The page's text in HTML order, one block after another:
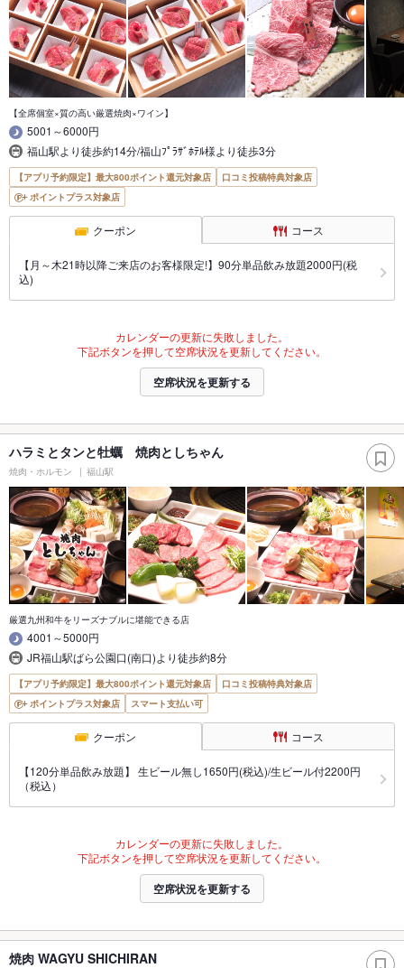
【全席個室×質の高い厳選焼肉×ワイン】
5001～6000円
福山駅より徒歩約14分/福山ﾌﾟﾗｻﾞﾎﾃﾙ様より徒歩3分
【アプリ予約限定】最大800ポイント還元対象店
口コミ投稿特典対象店
ポイントプラス対象店
クーポン コース
【月～木21時以降ご来店のお客様限定!】90分単品飲み放題2000円(税
込)
カレンダーの更新に失敗しました。
下記ボタンを押して空席状況を更新してください。
空席状況を更新する
ハラミとタンと牡蠣 焼肉としちゃん
焼肉・ホルモン 福山駅
厳選九州和牛をリーズナブルに堪能できる店
4001～5000円
JR福山駅ばら公園口(南口)より徒歩約8分
【アプリ予約限定】最大800ポイント還元対象店
口コミ投稿特典対象店
ポイントプラス対象店
スマート支払い可
クーポン コース
【120分単品飲み放題】 生ビール無し1650円(税込)/生ビール付2200円
（税込）
カレンダーの更新に失敗しました。
下記ボタンを押して空席状況を更新してください。
空席状況を更新する
焼肉 WAGYU SHICHIRAN